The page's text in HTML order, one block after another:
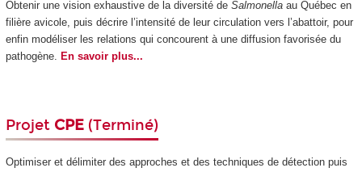
Obtenir une vision exhaustive de la diversité de Salmonella au Québec en
filière avicole, puis décrire l’intensité de leur circulation vers l’abattoir, pour
enfin modéliser les relations qui concourent à une diffusion favorisée du
pathogène. En savoir plus...
Projet CPE(Terminé)
Optimiser et délimiter des approches et des techniques de détection puis